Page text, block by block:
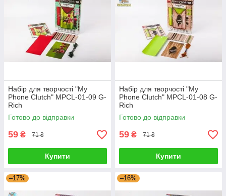
Набір для творчості "My
Phone Clutch" MPCL-01-09 G-
Rich
Готово до відправки
59 ₴ 71 ₴
Купити
Набір для творчості "My
Phone Clutch" MPCL-01-08 G-
Rich
Готово до відправки
59 ₴ 71 ₴
Купити
–17% –16%